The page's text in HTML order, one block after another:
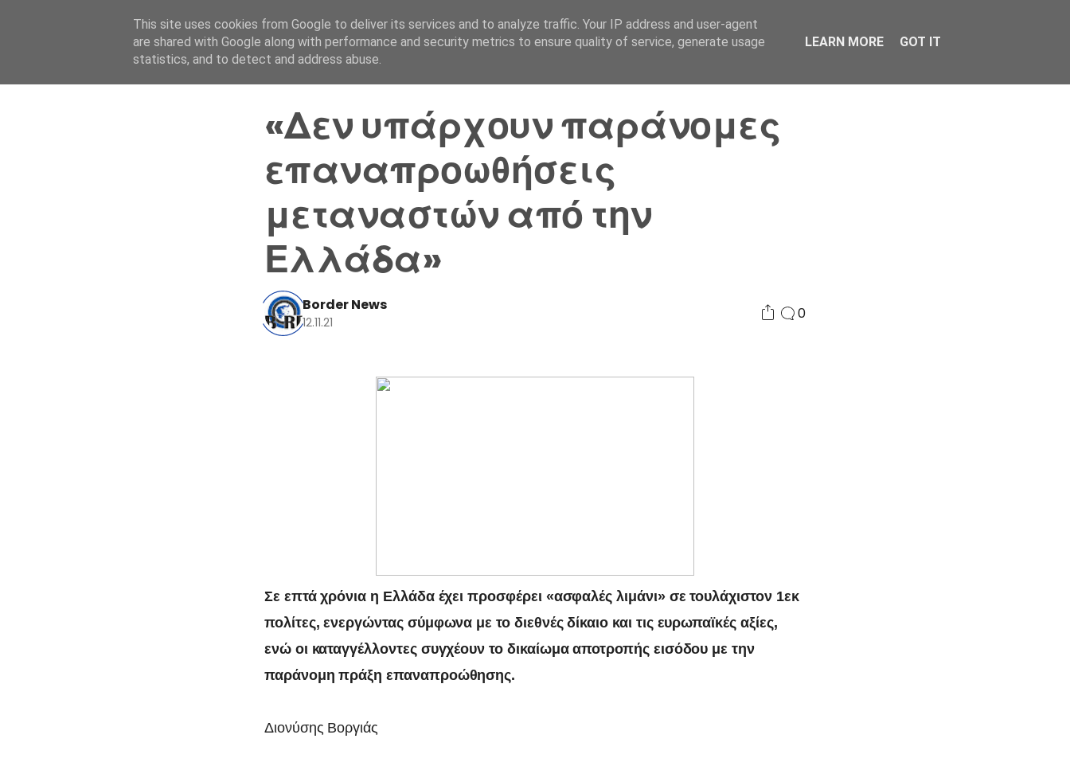
Αρχική Σελίδα Ελλάδα Συνδικαλισμός Σ.Α. Επικοινωνία Κόσμος
«Δεν υπάρχουν παράνομες
επαναπροωθήσεις
μεταναστών από την
Ελλάδα»
Border News
12.11.21
0
Σε επτά χρόνια η Ελλάδα έχει προσφέρει «ασφαλές λιμάνι» σε τουλάχιστον 1εκ
πολίτες, ενεργώντας σύμφωνα με το διεθνές δίκαιο και τις ευρωπαϊκές αξίες,
ενώ οι καταγγέλλοντες συγχέουν το δικαίωμα αποτροπής εισόδου με την
παράνομη πράξη επαναπροώθησης.
Διονύσης Βοργιάς
This site uses cookies from Google to deliver its services and to analyze traffic. Your IP address and user-agent
are shared with Google along with performance and security metrics to ensure quality of service, generate usage
statistics, and to detect and address abuse.
LEARN MORE GOT IT